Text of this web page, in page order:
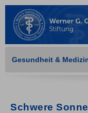
Gesundheit &
Schwere